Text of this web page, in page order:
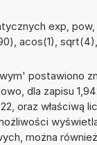
exp,
acos(1),
postawiono
dla zapisu
oraz właściwą
można